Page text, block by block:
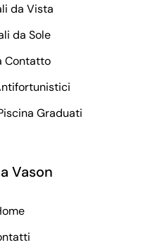
da Vista
da Sole
Contatto
Graduati
Vason